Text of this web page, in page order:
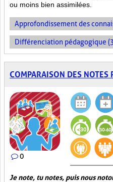
ou moins bien assimilées.
Approfondissement des
Différenciation pédagogique
COMPARAISON DES NOTES
0
Je note, tu notes, puis nous